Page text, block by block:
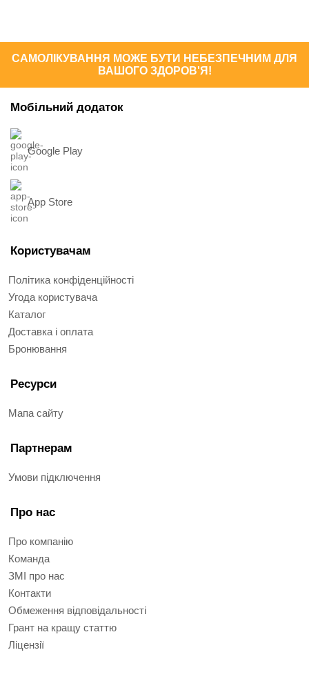
САМОЛІКУВАННЯ МОЖЕ БУТИ НЕБЕЗПЕЧНИМ ДЛЯ
ВАШОГО ЗДОРОВ'Я!
Мобільний додаток
Google Play
App Store
Користувачам
Політика конфіденційності
Угода користувача
Каталог
Доставка і оплата
Бронювання
Ресурси
Мапа сайту
Партнерам
Умови підключення
Про нас
Про компанію
Команда
ЗМІ про нас
Контакти
Обмеження відповідальності
Грант на кращу статтю
Ліцензії